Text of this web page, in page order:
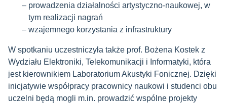
prowadzenia działalności artystyczno-naukowej, w
tym realizacji nagrań
wzajemnego korzystania z infrastruktury
W spotkaniu uczestniczyła także prof. Bożena Kostek z
Wydziału Elektroniki, Telekomunikacji i Informatyki, która
jest kierownikiem Laboratorium Akustyki Fonicznej. Dzięki
inicjatywie współpracy pracownicy naukowi i studenci obu
uczelni będą mogli m.in. prowadzić wspólne projekty